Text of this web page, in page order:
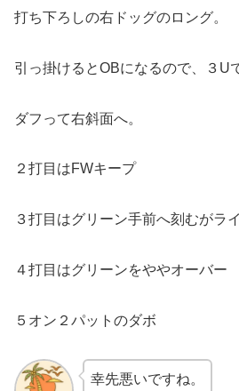
打ち下ろしの右ドッグのロング。
引っ掛けるとOBになるので、３U
ダフって右斜面へ。
２打目はFWキープ
３打目はグリーン手前へ刻むがラ
４打目はグリーンをややオーバー
５オン２パットのダボ
幸先悪いですね。